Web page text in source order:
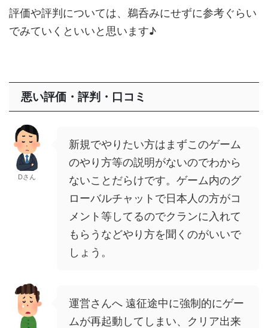
評価や評判については、鵜呑みにせずに参考ぐらい
でみていくといいと思います♪
悪い評価・評判・口コミ
Dさん
新規でやりたい方はまずこのゲーム
のやり方等の説明がないのでわから
ないことだらけです。ゲーム内のグ
ローバルチャットで日本人の方がコ
メント等してるのでクランに入れて
もらうなどやり方を聞くのがいいで
しょう。
運営さんへ 遠征途中に強制的にゲー
ムが再起動してしまい、クリア出来